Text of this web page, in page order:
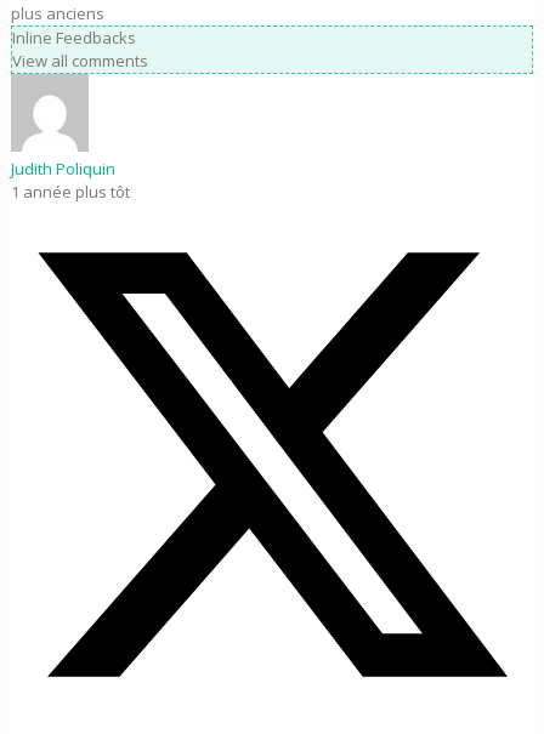
plus anciens
Inline Feedbacks
View all comments
Judith Poliquin
1 année plus tôt